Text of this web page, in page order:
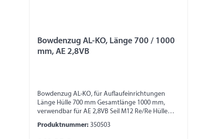
Bowdenzug AL-KO, Länge 700 / 1000
mm, AE 2,8VB
Bowdenzug AL-KO, für Auflaufeinrichtungen
Länge Hülle 700 mm Gesamtlänge 1000 mm,
verwendbar für AE 2,8VB Seil M12 Re/Re Hülle
Produktnummer: 350503